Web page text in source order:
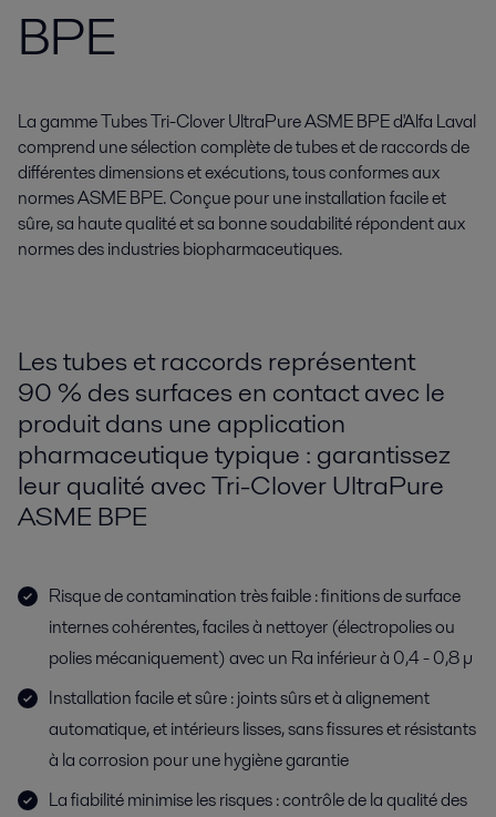
BPE
La gamme Tubes Tri-Clover UltraPure ASME BPE d'Alfa Laval
comprend une sélection complète de tubes et de raccords de
différentes dimensions et exécutions, tous conformes aux
normes ASME BPE. Conçue pour une installation facile et
sûre, sa haute qualité et sa bonne soudabilité répondent aux
normes des industries biopharmaceutiques.
Les tubes et raccords représentent
90 % des surfaces en contact avec le
produit dans une application
pharmaceutique typique : garantissez
leur qualité avec Tri-Clover UltraPure
ASME BPE
Risque de contamination très faible : finitions de surface
internes cohérentes, faciles à nettoyer (électropolies ou
polies mécaniquement) avec un Ra inférieur à 0,4 - 0,8 µ
Installation facile et sûre : joints sûrs et à alignement
automatique, et intérieurs lisses, sans fissures et résistants
à la corrosion pour une hygiène garantie
La fiabilité minimise les risques : contrôle de la qualité des